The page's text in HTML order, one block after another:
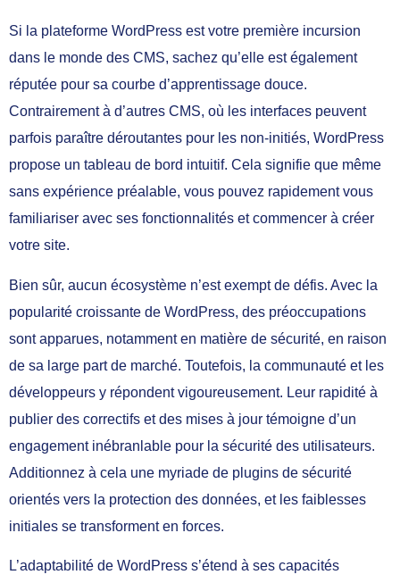
Si la plateforme WordPress est votre première incursion
dans le monde des CMS, sachez qu’elle est également
réputée pour sa courbe d’apprentissage douce.
Contrairement à d’autres CMS, où les interfaces peuvent
parfois paraître déroutantes pour les non-initiés, WordPress
propose un tableau de bord intuitif. Cela signifie que même
sans expérience préalable, vous pouvez rapidement vous
familiariser avec ses fonctionnalités et commencer à créer
votre site.
Bien sûr, aucun écosystème n’est exempt de défis. Avec la
popularité croissante de WordPress, des préoccupations
sont apparues, notamment en matière de sécurité, en raison
de sa large part de marché. Toutefois, la communauté et les
développeurs y répondent vigoureusement. Leur rapidité à
publier des correctifs et des mises à jour témoigne d’un
engagement inébranlable pour la sécurité des utilisateurs.
Additionnez à cela une myriade de plugins de sécurité
orientés vers la protection des données, et les faiblesses
initiales se transforment en forces.
L’adaptabilité de WordPress s’étend à ses capacités